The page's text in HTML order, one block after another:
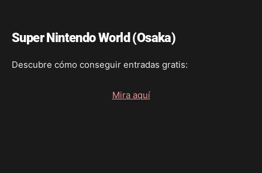
Super Nintendo World (Osaka)
Descubre cómo conseguir entradas gratis:
Mira aquí